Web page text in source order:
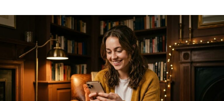
прокси
сервер
для
от
Дурова